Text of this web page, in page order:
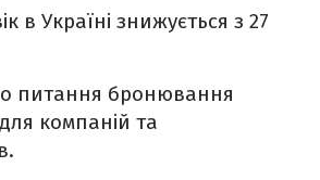
в Україні знижується з 27
питання бронювання
компаній та